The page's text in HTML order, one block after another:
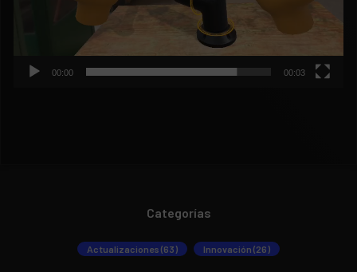
00:00 00:03
Categorías
Actualizaciones (63) Innovación (26)